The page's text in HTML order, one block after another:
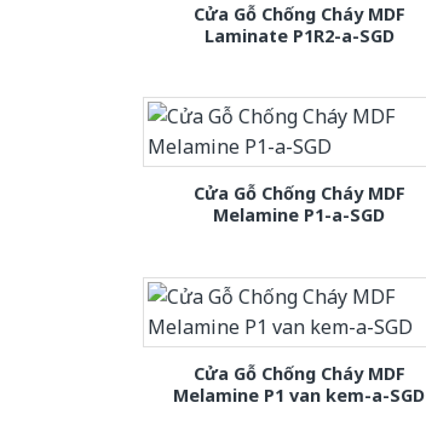
Cửa Gỗ Chống Cháy MDF
Laminate P1R2-a-SGD
Cửa Gỗ Chống Cháy MDF
Melamine P1-a-SGD
Cửa Gỗ Chống Cháy MDF
Melamine P1 van kem-a-SGD